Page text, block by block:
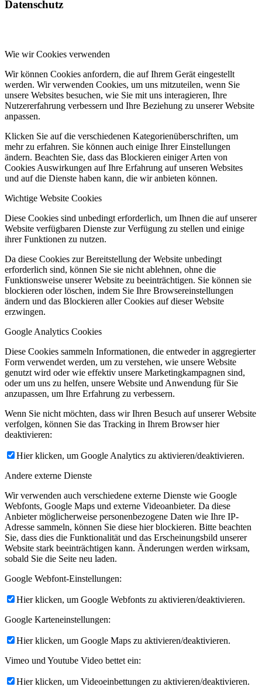
Datenschutz
Wie wir Cookies verwenden
Wir können Cookies anfordern, die auf Ihrem Gerät eingestellt
werden. Wir verwenden Cookies, um uns mitzuteilen, wenn Sie
unsere Websites besuchen, wie Sie mit uns interagieren, Ihre
Nutzererfahrung verbessern und Ihre Beziehung zu unserer Website
anpassen.
Klicken Sie auf die verschiedenen Kategorienüberschriften, um
mehr zu erfahren. Sie können auch einige Ihrer Einstellungen
ändern. Beachten Sie, dass das Blockieren einiger Arten von
Cookies Auswirkungen auf Ihre Erfahrung auf unseren Websites
und auf die Dienste haben kann, die wir anbieten können.
Wichtige Website Cookies
Diese Cookies sind unbedingt erforderlich, um Ihnen die auf unserer
Website verfügbaren Dienste zur Verfügung zu stellen und einige
ihrer Funktionen zu nutzen.
Da diese Cookies zur Bereitstellung der Website unbedingt
erforderlich sind, können Sie sie nicht ablehnen, ohne die
Funktionsweise unserer Website zu beeinträchtigen. Sie können sie
blockieren oder löschen, indem Sie Ihre Browsereinstellungen
ändern und das Blockieren aller Cookies auf dieser Website
erzwingen.
Google Analytics Cookies
Diese Cookies sammeln Informationen, die entweder in aggregierter
Form verwendet werden, um zu verstehen, wie unsere Website
genutzt wird oder wie effektiv unsere Marketingkampagnen sind,
oder um uns zu helfen, unsere Website und Anwendung für Sie
anzupassen, um Ihre Erfahrung zu verbessern.
Wenn Sie nicht möchten, dass wir Ihren Besuch auf unserer Website
verfolgen, können Sie das Tracking in Ihrem Browser hier
deaktivieren:
Hier klicken, um Google Analytics zu aktivieren/deaktivieren.
Andere externe Dienste
Wir verwenden auch verschiedene externe Dienste wie Google
Webfonts, Google Maps und externe Videoanbieter. Da diese
Anbieter möglicherweise personenbezogene Daten wie Ihre IP-
Adresse sammeln, können Sie diese hier blockieren. Bitte beachten
Sie, dass dies die Funktionalität und das Erscheinungsbild unserer
Website stark beeinträchtigen kann. Änderungen werden wirksam,
sobald Sie die Seite neu laden.
Google Webfont-Einstellungen:
Hier klicken, um Google Webfonts zu aktivieren/deaktivieren.
Google Karteneinstellungen:
Hier klicken, um Google Maps zu aktivieren/deaktivieren.
Vimeo und Youtube Video bettet ein:
Hier klicken, um Videoeinbettungen zu aktivieren/deaktivieren.